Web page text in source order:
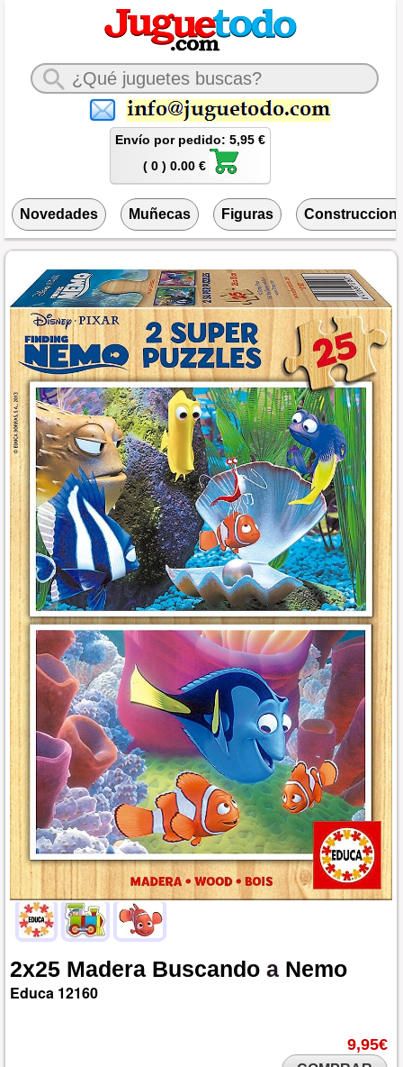
Envío por pedido: 5,95 €
( 0 ) 0.00 €
Novedades Muñecas Figuras
2x25 Madera Buscando a Nemo
Educa 12160
9,95€